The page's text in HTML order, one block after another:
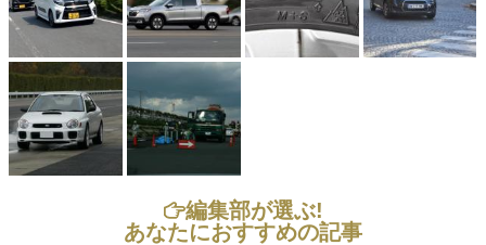
編集部が選ぶ!
あなたにおすすめの記事